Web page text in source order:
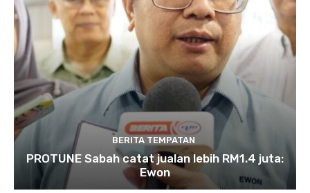
BERITA TEMPATAN
PROTUNE Sabah catat jualan lebih RM1.4 juta:
Ewon